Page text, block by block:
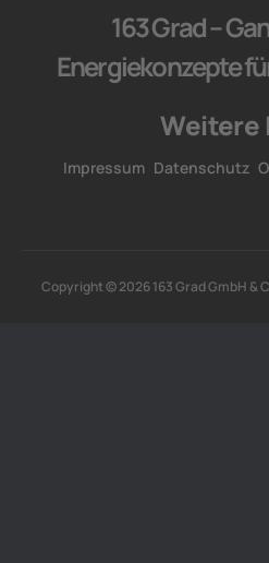
163 Grad –
Energiekonzepte
Weitere
Impressum Datenschutz
Copyright © 2026 163 Grad GmbH &